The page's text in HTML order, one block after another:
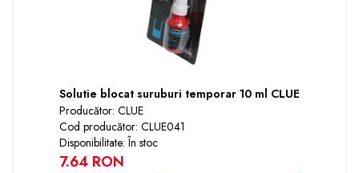
Solutie blocat suruburi temporar 10 ml CLUE
Producător: CLUE
Cod producător: CLUE041
Disponibilitate: În stoc
7.64 RON